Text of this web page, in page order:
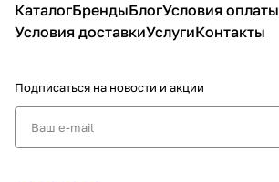
КаталогБрендыБлогУсловия оплаты
Условия доставкиУслугиКонтакты
Подписаться на новости и акции